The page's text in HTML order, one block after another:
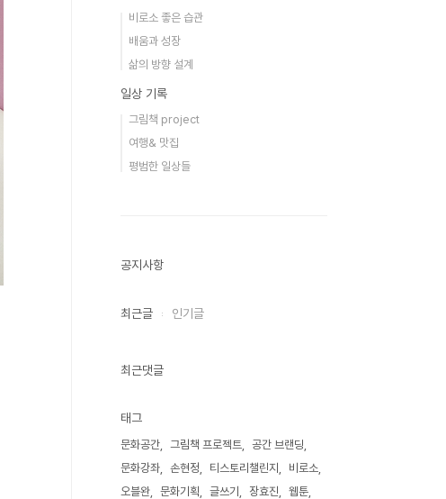
비로소 좋은 습관
배움과 성장
삶의 방향 설계
일상 기록
그림책 project
여행& 맛집
평범한 일상들
공지사항
최근글 인기글
최근댓글
태그
문화공간 그림책 프로젝트
공간 브랜딩
문화강좌
손현정 티스토리챌린지
비로소
오블완
문화기획 글쓰기 장효진
웹툰